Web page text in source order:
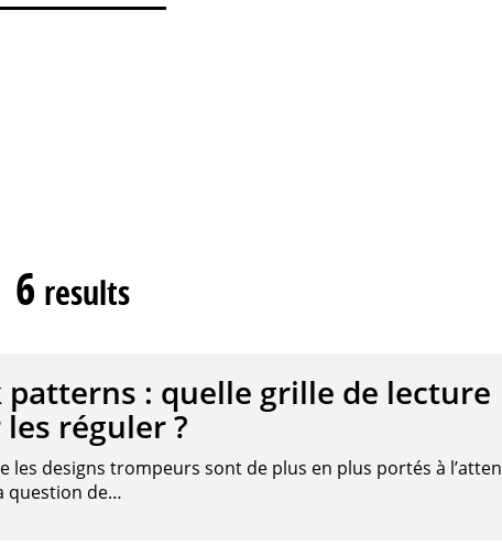
6 results
patterns : quelle grille de lecture
réguler ?
les designs trompeurs sont de plus en plus portés à
question de…